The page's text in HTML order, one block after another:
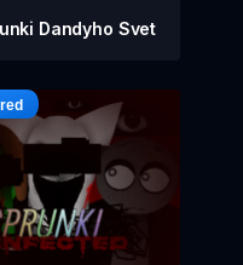
Dandyho Svet